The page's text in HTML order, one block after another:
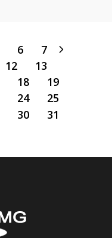
6
7
12
13
18
19
24
25
30
31